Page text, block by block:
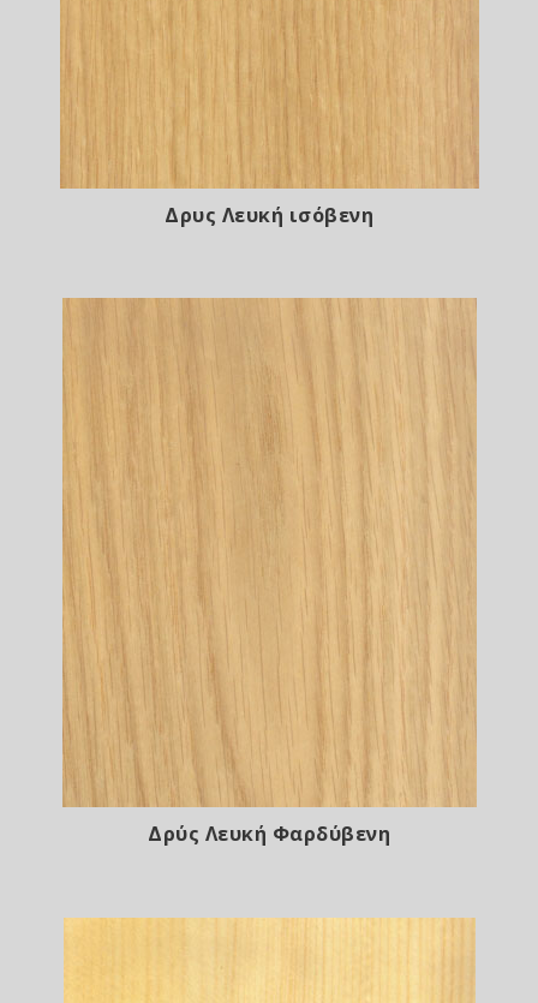
Δρυς Λευκή ισόβενη
Δρύς Λευκή Φαρδύβενη